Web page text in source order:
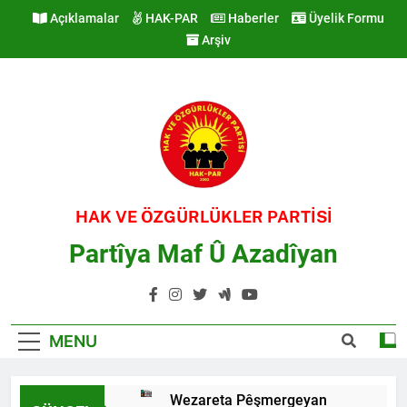
Açıklamalar HAK-PAR Haberler
Üyelik Formu
Arşiv
HAK VE ÖZGÜRLÜKLER PARTİSİ
Partîya Maf Û Azadîyan
MENU
Wezareta Pêşmergeyan